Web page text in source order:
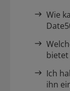
Wie
bietet
Ich
ihn